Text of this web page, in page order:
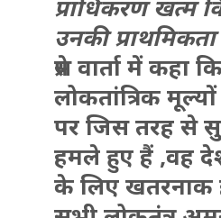
प्राधिकरण खत्म
उनकी
प्रेस वार्ता में कहा
लोकतांत्रिक
पर जिस तरह से
हमले हुए हैं ,वह
के लिए खतरनाक